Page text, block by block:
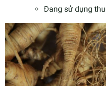
Đang sử dụng